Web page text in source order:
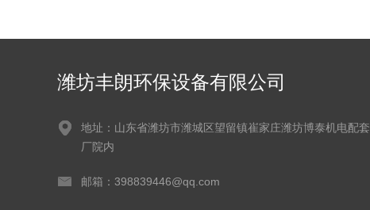
潍坊丰朗环保设备有限公司
地址：山东省潍坊市潍城区望留镇崔家庄潍坊博泰机电配套
厂院内
邮箱：398839446@qq.com